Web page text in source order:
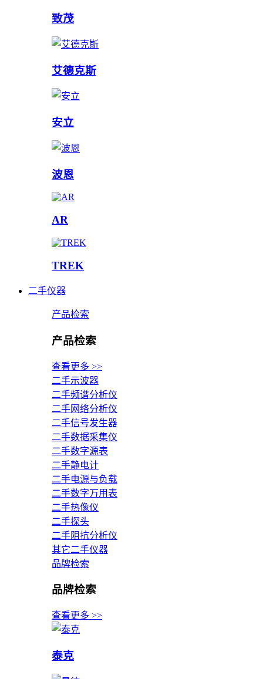
致茂
艾德克斯
安立
波恩
AR
TREK
二手仪器
产品检索
产品检索
查看更多 >>
二手示波器
二手频谱分析仪
二手网络分析仪
二手信号发生器
二手数据采集仪
二手数字源表
二手静电计
二手电源与负载
二手数字万用表
二手热像仪
二手探头
二手阻抗分析仪
其它二手仪器
品牌检索
品牌检索
查看更多 >>
泰克